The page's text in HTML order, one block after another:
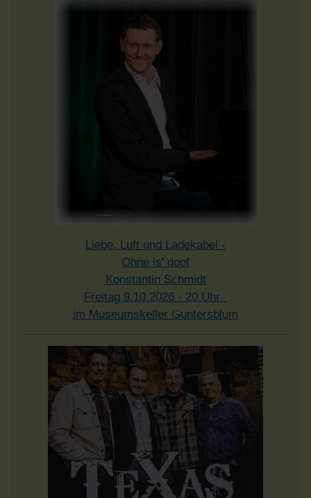
Liebe, Luft und Ladekabel -
Ohne is' doof
Konstantin Schmidt
Freitag 9.10.2026 - 20 Uhr
im Museumskeller Guntersblum